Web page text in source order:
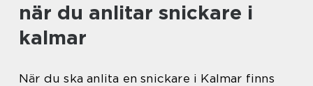
när du anlitar snickare i
kalmar
När du ska anlita en snickare i Kalmar finns